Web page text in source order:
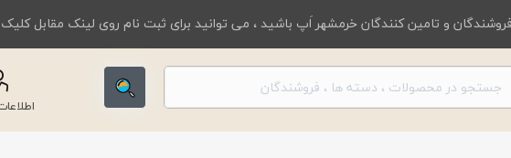
و تامین کنندگان خرمشهر اَپ باشید ، می توانید برای ثبت نام روی لینک مقابل